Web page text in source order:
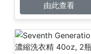
由此查看